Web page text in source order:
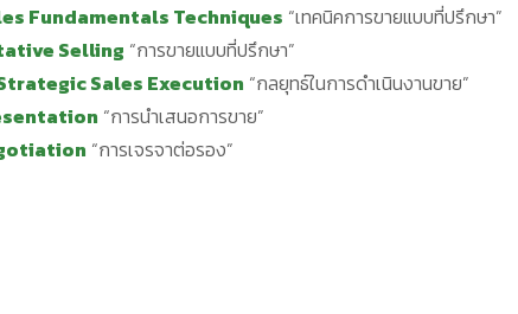
Fundamentals Techniques “เทคนิคการขายแบบที่ปรึกษา”
Selling “การขายแบบที่ปรึกษา”
Sales Execution “กลยุทธ์ในการดำเนินงานขาย”
“การนำเสนอการขาย”
“การเจรจาต่อรอง”